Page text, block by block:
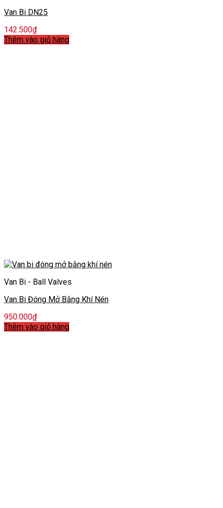
Van Bi DN25
142.500₫
Thêm vào giỏ hàng
Van Bi - Ball Valves
Van Bi Đóng Mở Bằng Khí Nén
950.000₫
Thêm vào giỏ hàng